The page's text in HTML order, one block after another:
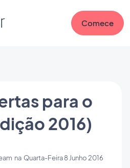
Comece
para o
2016)
na Quarta-Feira 8 Junho 2016